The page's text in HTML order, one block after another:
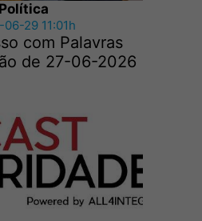
Política
29 11:01h
com Palavras
de 27-06-2026